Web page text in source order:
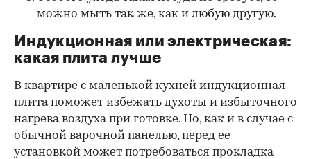
можно мыть так же, как и любую другую.
Индукционная или электрическая:
какая плита лучше
В квартире с маленькой кухней индукционная
плита поможет избежать духоты и избыточного
нагрева воздуха при готовке. Но, как и в случае с
обычной варочной панелью, перед ее
установкой может потребоваться прокладка